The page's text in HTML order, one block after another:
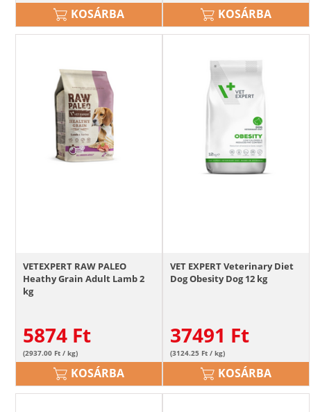
KOSÁRBA KOSÁRBA
VETEXPERT RAW PALEO
Heathy Grain Adult Lamb 2
kg
5874 Ft
(2937.00 Ft / kg)
KOSÁRBA
VET EXPERT Veterinary Diet
Dog Obesity Dog 12 kg
37491 Ft
(3124.25 Ft / kg)
KOSÁRBA